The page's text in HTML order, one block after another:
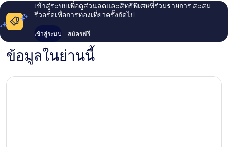
เข้าสู่ระบบเพื่อดูส่วนลดและสิทธิพิเศษที่ร่วมรายการ สะสม
รีวอร์ดเพื่อการท่องเที่ยวครั้งถัดไป
เข้าสู่ระบบ สมัครฟรี
ข้อมูลในย่านนี้